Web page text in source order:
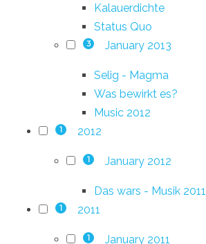
Kalauerdichte
Status Quo
3 January 2013
Selig - Magma
Was bewirkt es?
Music 2012
1 2012
1 January 2012
Das wars - Musik 2011
1 2011
1 January 2011